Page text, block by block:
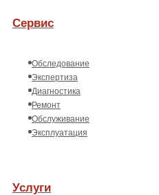
Сервис
Обследование
Экспертиза
Диагностика
Ремонт
Обслуживание
Эксплуатация
Услуги